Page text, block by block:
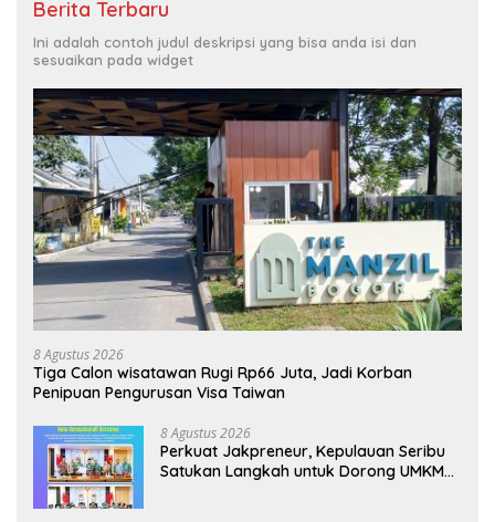
Berita Terbaru
Ini adalah contoh judul deskripsi yang bisa anda isi dan
sesuaikan pada widget
8 Agustus 2026
Tiga Calon wisatawan Rugi Rp66 Juta, Jadi Korban
Penipuan Pengurusan Visa Taiwan
8 Agustus 2026
Perkuat Jakpreneur, Kepulauan Seribu
Satukan Langkah untuk Dorong UMKM